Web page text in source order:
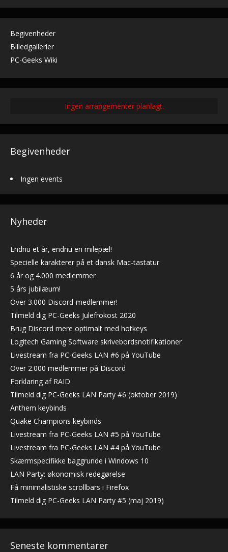
Begivenheder
Billedgallerier
PC-Geeks Wiki
Ingen arrangementer planlagt.
Begivenheder
Ingen events
Nyheder
Endnu et år, endnu en milepæl!
Specielle karakterer på et dansk Mac-tastatur
6 år og 4.000 medlemmer
5 års jubilæum!
Over 3.000 Discord-medlemmer!
Tilmeld dig PC-Geeks Julefrokost 2020
Brug Discord mere optimalt med hotkeys
Logitech Gaming Software skrivebordsnotifikationer
Livestream fra PC-Geeks LAN #6 på YouTube
Over 2.000 medlemmer på Discord
Forklaring af RAID
Tilmeld dig PC-Geeks LAN Party #6 (oktober 2019)
Anthem keybinds
Quake Champions keybinds
Livestream fra PC-Geeks LAN #5 på YouTube
Livestream fra PC-Geeks LAN #4 på YouTube
Skærmspecifikke baggrunde i Windows 10
LAN Party: økonomisk redegørelse
Få minimalistiske scrollbars i Firefox
Tilmeld dig PC-Geeks LAN Party #5 (maj 2019)
Seneste kommentarer